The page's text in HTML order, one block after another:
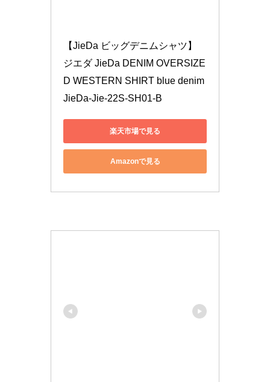
【JieDa ビッグデニムシャツ】
ジエダ JieDa DENIM OVERSIZE
D WESTERN SHIRT blue denim
JieDa-Jie-22S-SH01-B
楽天市場で見る
Amazonで見る